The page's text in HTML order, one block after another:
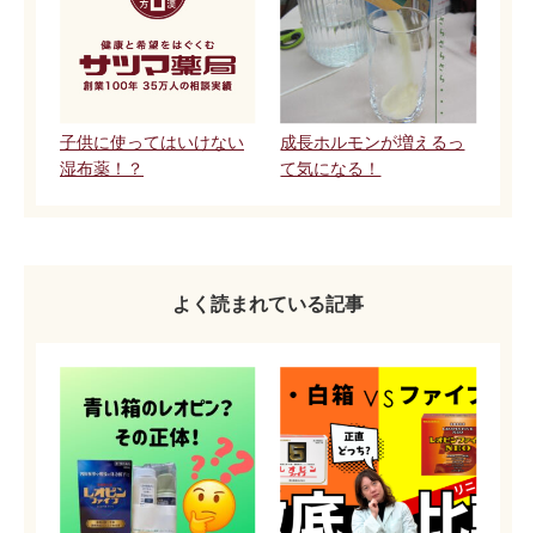
子供に使ってはいけない
湿布薬！？
成長ホルモンが増えるっ
て気になる！
よく読まれている記事